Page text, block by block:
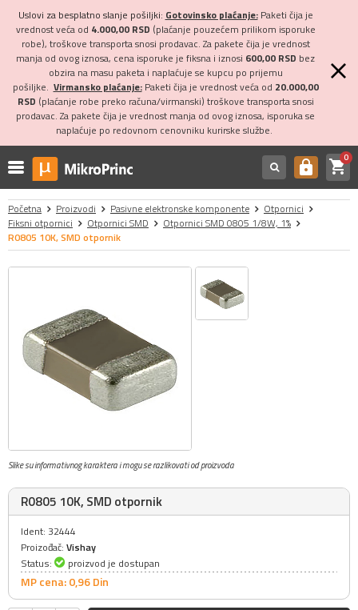
Uslovi za besplatno slanje pošiljki: Gotovinsko plaćanje:Paketi čija je
vrednost veća od 4.000,00 RSD (plaćanje pouzećem prilikom isporuke
robe), troškove transporta snosi prodavac. Za pakete čija je vrednost
manja od ovog iznosa, cena isporuke je fiksna i iznosi 600,00 RSD bez
obzira na masu paketa i naplaćuje se kupcu po prijemu
pošiljke. Virmansko plaćanje:Paketi čija je vrednost veća od 20.000,00
RSD (plaćanje robe preko računa/virmanski) troškove transporta snosi
prodavac. Za pakete čija je vrednost manja od ovog iznosa, isporuka se
naplaćuje po redovnom cenovniku kurirske službe.
https shopping_cart0
Početna Proizvodi Pasivne elektronske komponente
Otpornici
Fiksni otpornici
Otpornici SMD
Otpornici SMD 0805 1/8W, 1%
R0805 10K, SMD otpornik
Slike su informativnog karaktera i mogu se razlikovati od proizvoda
R0805 10K, SMD otpornik
Ident: 32444
Proizođač: Vishay
Status:
proizvod je dostupan
MP cena: 0,96Din